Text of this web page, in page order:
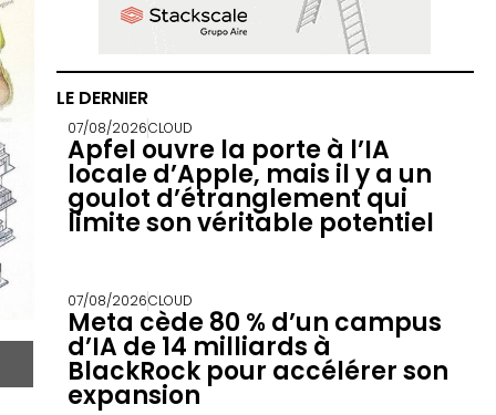
LE DERNIER
07/08/2026CLOUD
Apfel ouvre la porte à l’IA
locale d’Apple, mais il y a un
goulot d’étranglement qui
limite son véritable potentiel
07/08/2026CLOUD
Meta cède 80 % d’un campus
d’IA de 14 milliards à
BlackRock pour accélérer son
expansion